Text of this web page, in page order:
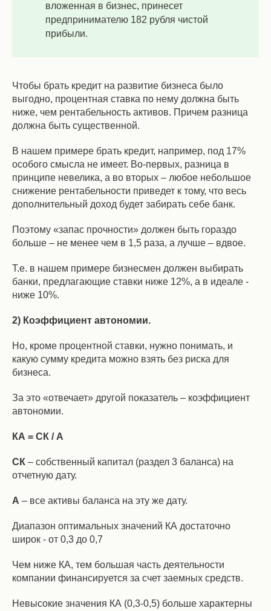
вложенная в бизнес, принесет
предпринимателю 182 рубля чистой
прибыли.
Чтобы брать кредит на развитие бизнеса было
выгодно, процентная ставка по нему должна быть
ниже, чем рентабельность активов. Причем разница
должна быть существенной.
В нашем примере брать кредит, например, под 17%
особого смысла не имеет. Во-первых, разница в
принципе невелика, а во вторых – любое небольшое
снижение рентабельности приведет к тому, что весь
дополнительный доход будет забирать себе банк.
Поэтому «запас прочности» должен быть гораздо
больше – не менее чем в 1,5 раза, а лучше – вдвое.
Т.е. в нашем примере бизнесмен должен выбирать
банки, предлагающие ставки ниже 12%, а в идеале -
ниже 10%.
2) Коэффициент автономии.
Но, кроме процентной ставки, нужно понимать, и
какую сумму кредита можно взять без риска для
бизнеса.
За это «отвечает» другой показатель – коэффициент
автономии.
КА = СК / А
СК – собственный капитал (раздел 3 баланса) на
отчетную дату.
А – все активы баланса на эту же дату.
Диапазон оптимальных значений КА достаточно
широк - от 0,3 до 0,7
Чем ниже КА, тем большая часть деятельности
компании финансируется за счет заемных средств.
Невысокие значения КА (0,3-0,5) больше характерны